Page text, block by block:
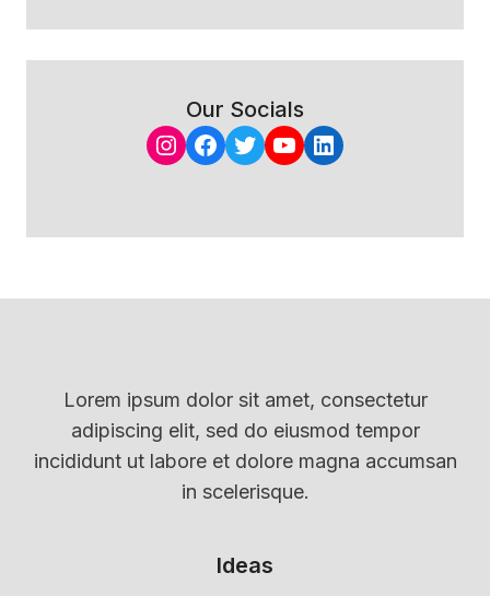
Our Socials
Instagram
Facebook
Twitter
YouTube
LinkedIn
Lorem ipsum dolor sit amet, consectetur
adipiscing elit, sed do eiusmod tempor
incididunt ut labore et dolore magna accumsan
in scelerisque.
Ideas